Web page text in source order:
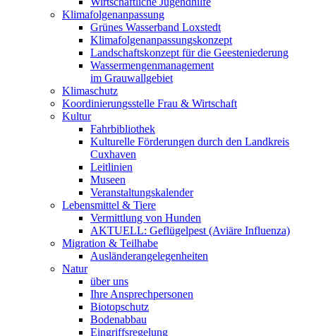
Klimafolgenanpassung
Grünes Wasserband Loxstedt
Klimafolgenanpassungskonzept
Landschaftskonzept für die Geesteniederung
Wassermengenmanagement
im Grauwallgebiet
Klimaschutz
Koordinierungsstelle Frau & Wirtschaft
Kultur
Fahrbibliothek
Kulturelle Förderungen durch den Landkreis
Cuxhaven
Leitlinien
Museen
Veranstaltungskalender
Lebensmittel & Tiere
Vermittlung von Hunden
AKTUELL: Geflügelpest (Aviäre Influenza)
Migration & Teilhabe
Ausländerangelegenheiten
Natur
über uns
Ihre Ansprechpersonen
Biotopschutz
Bodenabbau
Eingriffsregelung